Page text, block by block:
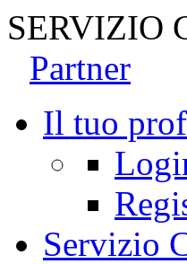
SERVIZIO
Partner
Il tuo
Servizio